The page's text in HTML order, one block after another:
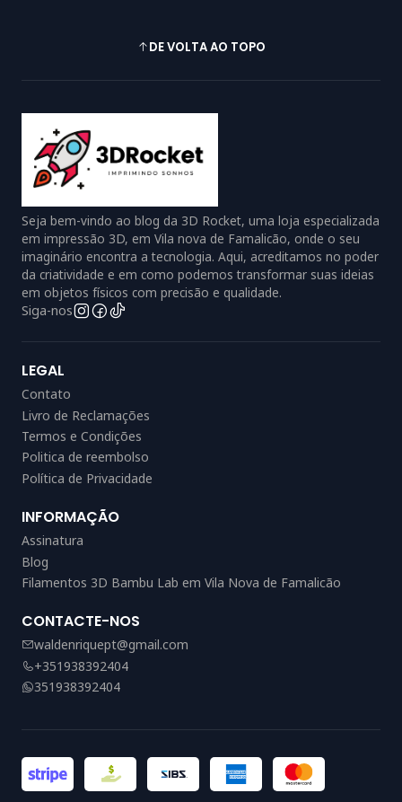
DE VOLTA AO TOPO
Seja bem-vindo ao blog da 3D Rocket, uma loja especializada
em impressão 3D, em Vila nova de Famalicão, onde o seu
imaginário encontra a tecnologia. Aqui, acreditamos no poder
da criatividade e em como podemos transformar suas ideias
em objetos físicos com precisão e qualidade.
Siga-nos
LEGAL
Contato
Livro de Reclamações
Termos e Condições
Politica de reembolso
Política de Privacidade
INFORMAÇÃO
Assinatura
Blog
Filamentos 3D Bambu Lab em Vila Nova de Famalicão
CONTACTE-NOS
waldenriquept@gmail.com
+351938392404
351938392404